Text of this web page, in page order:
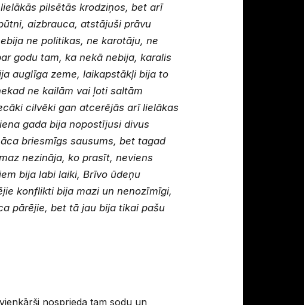
pilsētās krodziņos, bet arī
aizbrauca, atstājuši prāvu
ne politikas, ne karotāju, ne
godu tam, ka nekā nebija, karalis
auglīga zeme, laikapstākļi bija to
ne kailām vai ļoti saltām
cilvēki gan atcerējās arī lielākas
gada bija nopostījusi divus
briesmīgs sausums, bet tagad
nezināja, ko prasīt, neviens
bija labi laiki, Brīvo ūdeņu
konflikti bija mazi un nenozīmīgi,
pārējie, bet tā jau bija tikai pašu
nosprieda tam sodu un